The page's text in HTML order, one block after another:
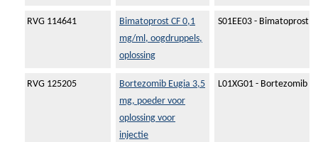
RVG 114641
Bimatoprost CF 0,1
mg/ml, oogdruppels,
oplossing
S01EE03 - Bimatoprost
RVG 125205
Bortezomib Eugia 3,5
mg, poeder voor
oplossing voor
injectie
L01XG01 - Bortezomib